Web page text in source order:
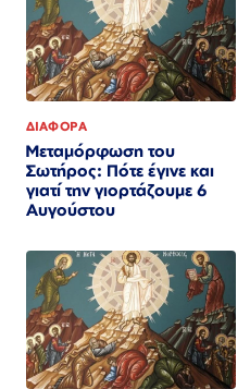
ΔΙΑΦΟΡΑ
Μεταμόρφωση του
Σωτήρος: Πότε έγινε και
γιατί την γιορτάζουμε 6
Αυγούστου